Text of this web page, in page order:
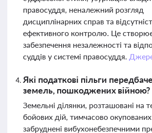
правосуддя, неналежний розгляд
дисциплінарних справ та
ефективного контролю. Це
забезпечення незалежності та
суддів у системі правосуддя.
Які податкові пільги
земель, пошкоджених війною?
Земельні ділянки, розташовані на
бойових дій, тимчасово окупованих
забруднені вибухонебезпечними